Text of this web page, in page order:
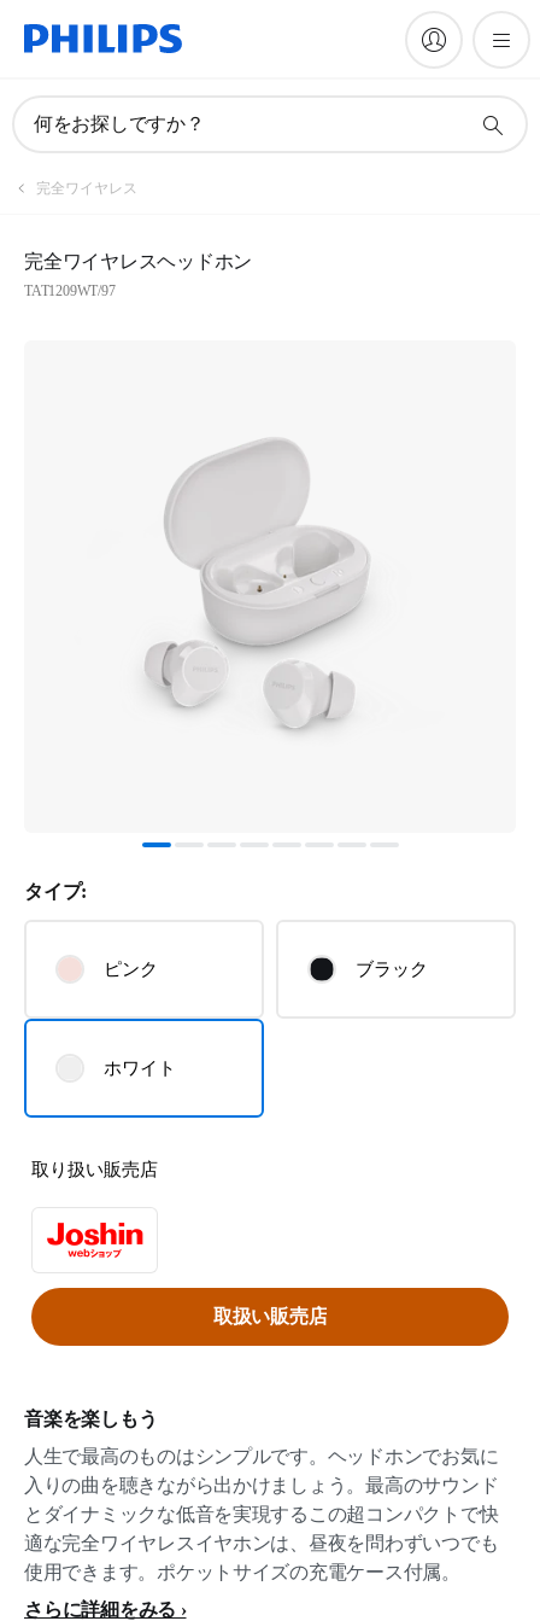
何をお探しですか？
完全ワイヤレス
完全ワイヤレスヘッドホン
TAT1209WT/97
音楽を楽しもう
人生で最高のものはシンプルです。ヘッドホンでお気に
入りの曲を聴きながら出かけましょう。最高のサウンド
とダイナミックな低音を実現するこの超コンパクトで快
適な完全ワイヤレスイヤホンは、昼夜を問わずいつでも
使用できます。ポケットサイズの充電ケース付属。
さらに詳細をみる
タイプ:
ピンク ブラック
ホワイト
取り扱い販売店
取扱い販売店